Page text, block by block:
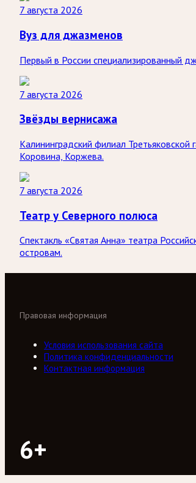
7 августа 2026
Вуз для джазменов
Первый в России специализированный
7 августа 2026
Звёзды вернисажа
Калининградский филиал
Коровина, Коржева.
7 августа 2026
Театр у Северного полюса
Спектакль «Святая Анна» театра
островам.
Правовая информация
Условия использования сайта
Политика конфиденциальности
Контактная информация
6+